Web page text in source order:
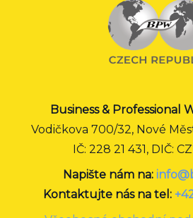
Business & Professional
Vodičkova 700/32, Nové
IČ: 228 21 431, DIČ:
Napište nám na:
Kontaktujte nás na tel: